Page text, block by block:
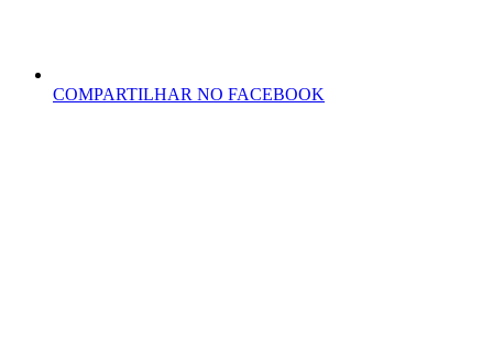
COMPARTILHAR NO FACEBOOK